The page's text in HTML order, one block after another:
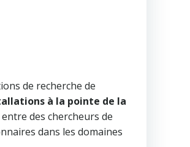
de recherche de
à la pointe de la
des chercheurs de
dans les domaines